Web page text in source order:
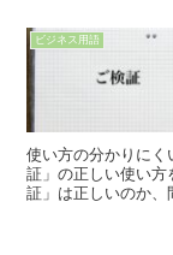
ビジネス用語
使い方の分かりにく
証」の正しい使い方
証」は正しいのか、